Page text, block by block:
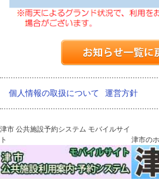
個人情報の取扱について 運営方針
津市 公共施設予約システム モバイルサイ
ト
津市の